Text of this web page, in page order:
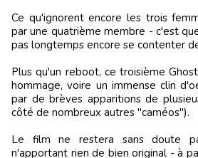
Ce qu'ignorent encore les trois
par une quatrième membre - c'est
pas longtemps encore se contenter
Plus qu'un reboot, ce troisième
hommage, voire un immense clin
par de brèves apparitions de
côté de nombreux autres "caméos").
Le film ne restera sans doute
n'apportant rien de bien original - à